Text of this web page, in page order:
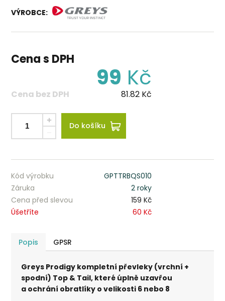
VÝROBCE:
Cena s DPH
99 Kč
Cena bez DPH 81.82 Kč
Do košíku
Kód výrobku
GPTTRBQS010
Záruka
2 roky
Cena před slevou
159 Kč
Úšetříte
60 Kč
Popis GPSR
Greys Prodigy kompletní převleky (vrchní +
spodní) Top & Tail, které úplně uzavřou
a ochrání obratlíky o velikosti 6 nebo 8